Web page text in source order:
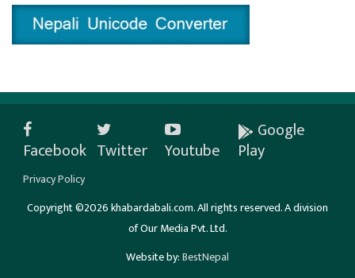
Facebook Twitter Youtube
Google
Play
Privacy Policy
Copyright ©2026 khabardabali.com. All rights reserved. A division
of Our Media Pvt. Ltd.
Website by:BestNepal